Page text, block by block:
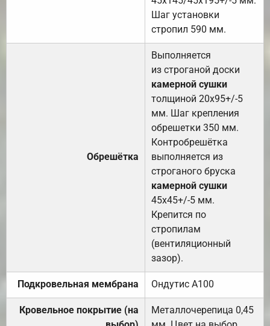
Шаг установки
стропил 590 мм.
Обрешётка
Выполняется
из строганой доски
камерной сушки
толщиной 20х95+/-5
мм. Шаг крепления
обрешетки 350 мм.
Контробрешётка
выполняется из
строганого бруска
камерной сушки
45х45+/-5 мм.
Крепится по
стропилам
(вентиляционный
зазор).
Подкровельная мембрана Ондутис А100
Кровельное покрытие (на
Металлочерепица 0,45